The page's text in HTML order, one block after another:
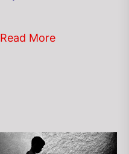
Read More